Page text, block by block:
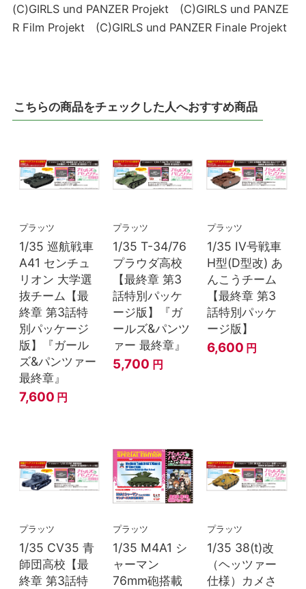
(C)GIRLS und PANZER Projekt (C)GIRLS und PANZE
R Film Projekt (C)GIRLS und PANZER Finale Projekt
こちらの商品をチェックした人へおすすめ商品
プラッツ
1/35 巡航戦車
A41 センチュ
リオン 大学選
抜チーム【最
終章 第3話特
別パッケージ
版】『ガール
ズ&パンツァー
最終章』
7,600 円
プラッツ
1/35 T-34/76
プラウダ高校
【最終章 第3
話特別パッケ
ージ版】『ガ
ールズ&パンツ
ァー 最終章』
5,700 円
プラッツ
1/35 IV号戦車
H型(D型改) あ
んこうチーム
【最終章 第3
話特別パッケ
ージ版】
6,600 円
プラッツ
1/35 CV35 青
師団高校【最
終章 第3話特
プラッツ
1/35 M4A1 シ
ャーマン
76mm砲搭載
プラッツ
1/35 38(t)改
（ヘッツァー
仕様）カメさ